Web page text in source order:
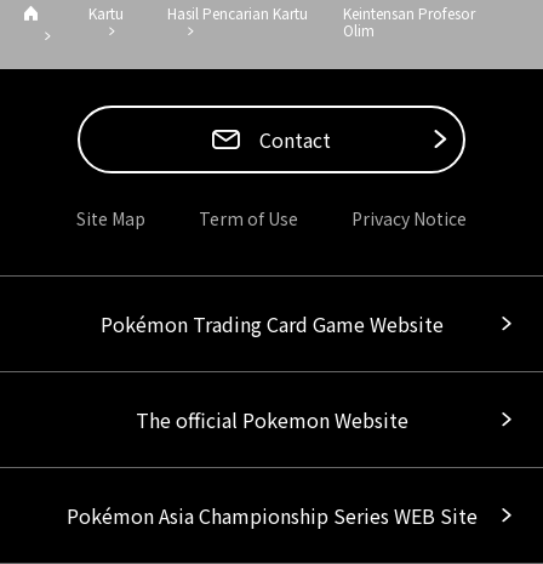
Kartu Hasil Pencarian Kartu
Keintensan Profesor
Olim
Contact
Site Map Term of Use Privacy Notice
Pokémon Trading Card Game Website
The official Pokemon Website
Pokémon Asia Championship Series WEB Site